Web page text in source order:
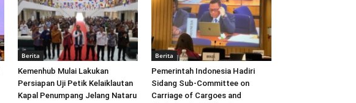
Berita
Kemenhub Mulai Lakukan
Persiapan Uji Petik Kelaiklautan
Kapal Penumpang Jelang Nataru
Berita
Pemerintah Indonesia Hadiri
Sidang Sub-Committee on
Carriage of Cargoes and